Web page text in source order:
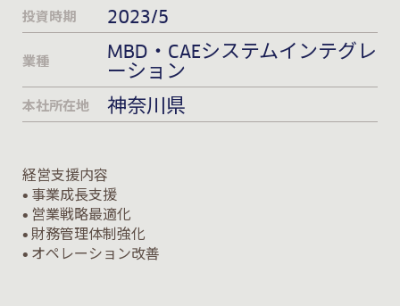
投資時期 2023/5
業種 MBD・CAEシステムインテグレ
ーション
本社所在地 神奈川県
経営支援内容
• 事業成長支援
• 営業戦略最適化
• 財務管理体制強化
• オペレーション改善